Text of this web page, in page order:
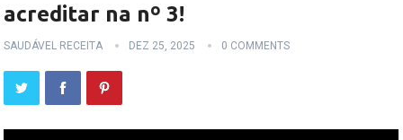
acreditar na nº 3!
SAUDÁVEL RECEITA DEZ 25, 2025 0 COMMENTS